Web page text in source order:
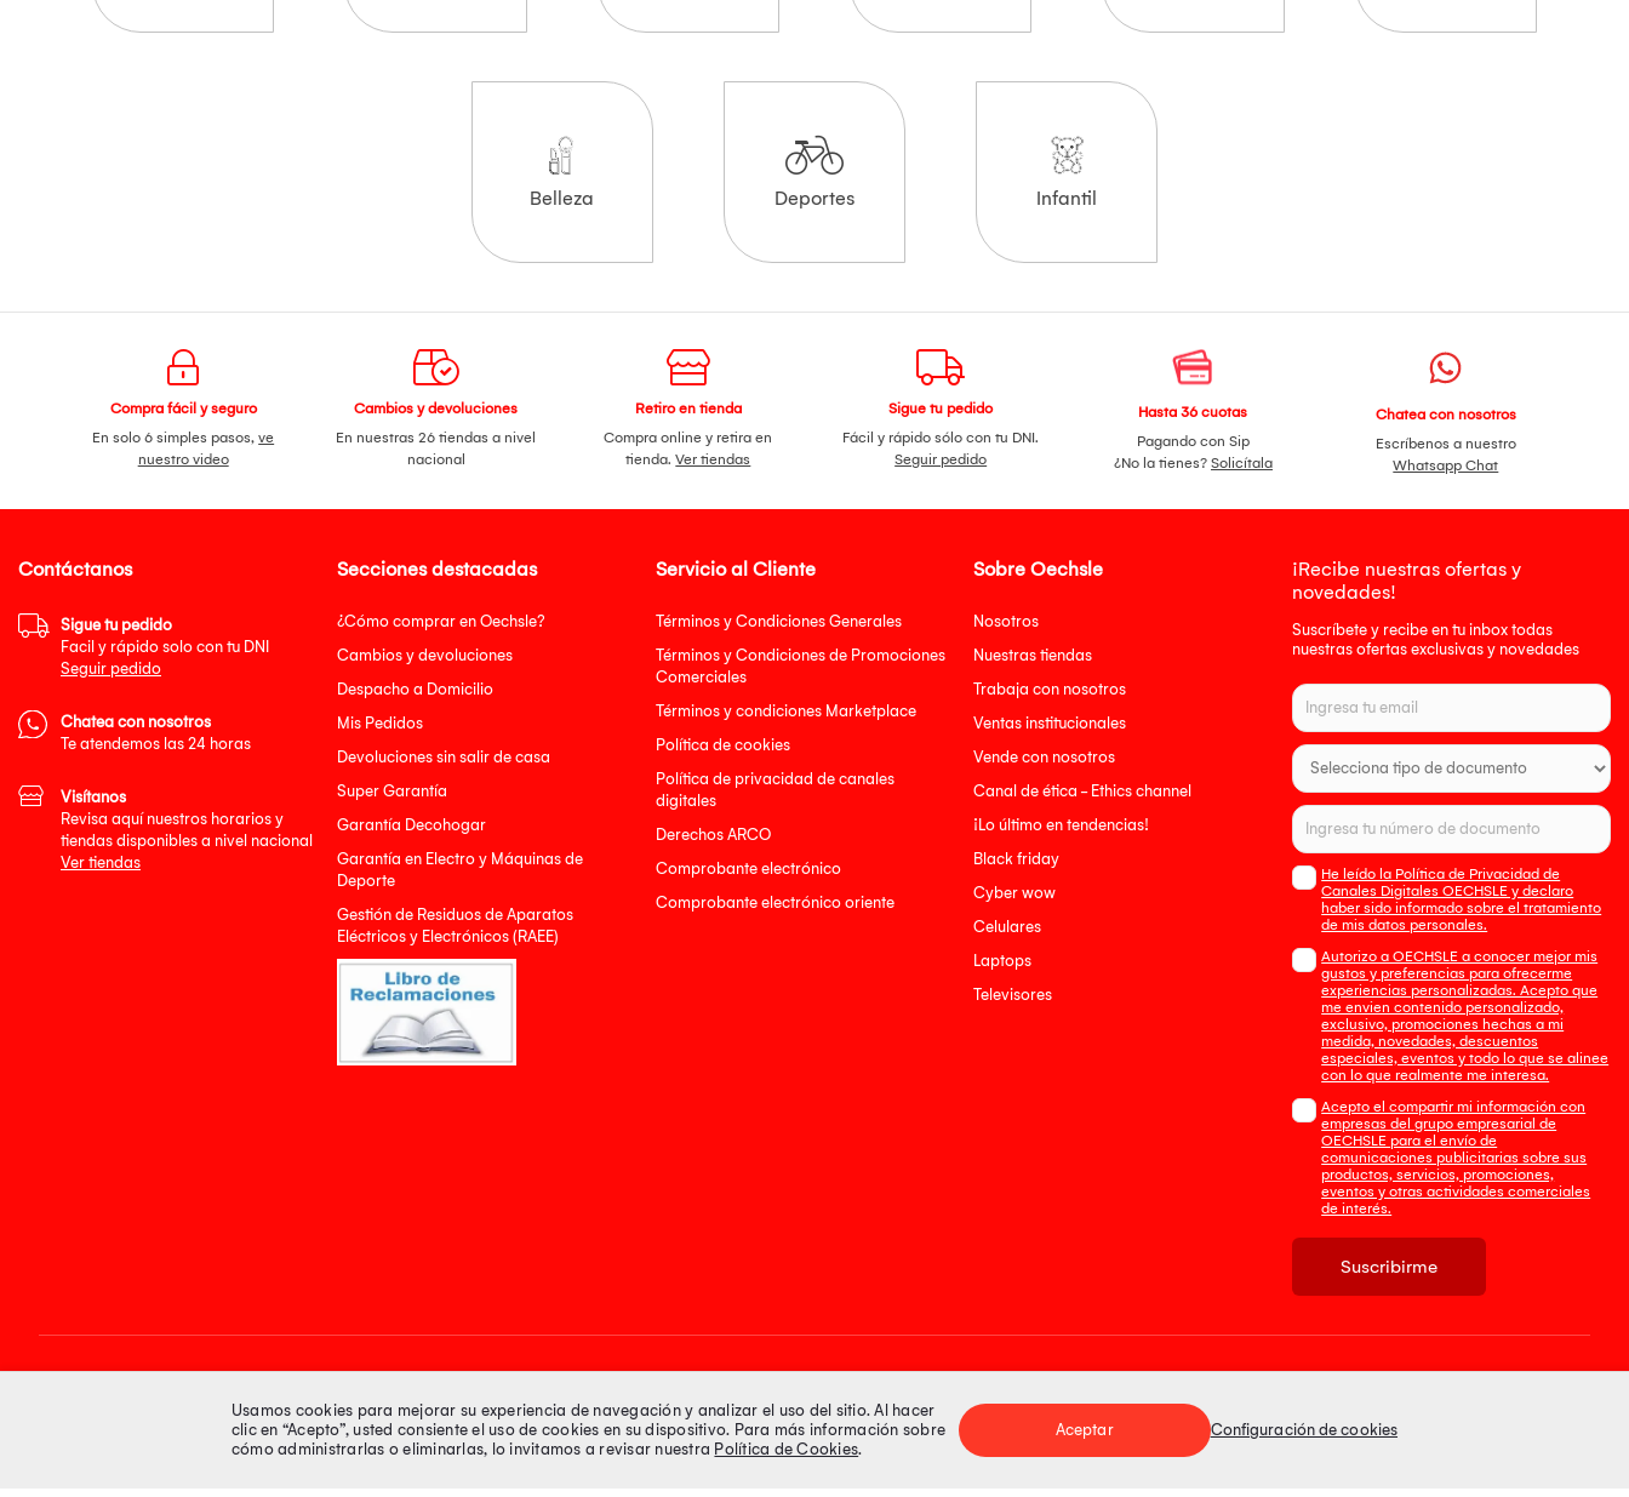
Belleza Deportes Infantil
Compra fácil y seguro
En solo 6 simples pasos,ve
nuestro video
Cambios y devoluciones
En nuestras 26 tiendas a nivel
nacional
Retiro en tienda
Compra online y retira en
tienda.Ver tiendas
Sigue tu pedido
Fácil y rápido sólo con tu DNI.
Seguir pedido
Hasta 36 cuotas
Pagando con Sip
¿No la tienes? Solicítala
Chatea con nosotros
Escríbenos a nuestro
Whatsapp Chat
Secciones destacadas
¿Cómo comprar en Oechsle?
Cambios y devoluciones
Despacho a Domicilio
Mis Pedidos
Devoluciones sin salir de casa
Super Garantía
Garantía Decohogar
Garantía en Electro y Máquinas de
Deporte
Gestión de Residuos de Aparatos
Eléctricos y Electrónicos (RAEE)
Servicio al Cliente
Términos y Condiciones Generales
Términos y Condiciones de Promociones
Comerciales
Términos y condiciones Marketplace
Política de cookies
Política de privacidad de canales
digitales
Derechos ARCO
Comprobante electrónico
Comprobante electrónico oriente
Sobre Oechsle
Nosotros
Nuestras tiendas
Trabaja con nosotros
Ventas institucionales
Vende con nosotros
Canal de ética - Ethics channel
¡Lo último en tendencias!
Black friday
Cyber wow
Celulares
Laptops
Televisores
¡Recibe nuestras ofertas y
novedades!
Suscríbete y recibe en tu inbox todas
nuestras ofertas exclusivas y novedades
He leído la Política de Privacidad de
Canales Digitales OECHSLE y declaro
haber sido informado sobre el tratamiento
de mis datos personales.
Autorizo a OECHSLE a conocer mejor mis
gustos y preferencias para ofrecerme
experiencias personalizadas. Acepto que
me envien contenido personalizado,
exclusivo, promociones hechas a mi
medida, novedades, descuentos
especiales, eventos y todo lo que se alinee
con lo que realmente me interesa.
Acepto el compartir mi información con
empresas del grupo empresarial de
OECHSLE para el envío de
comunicaciones publicitarias sobre sus
productos, servicios, promociones,
eventos y otras actividades comerciales
de interés.
Suscribirme
Contáctanos
Sigue tu pedido
Facil y rápido solo con tu DNI
Seguir pedido
Chatea con nosotros
Te atendemos las 24 horas
Visítanos
Revisa aquí nuestros horarios y
tiendas disponibles a nivel nacional
Ver tiendas
Síguenos en Medios de pago Tienda 100% Segura
Usamos cookies para mejorar su experiencia de navegación y analizar el uso del sitio. Al hacer
clic en “Acepto”, usted consiente el uso de cookies en su dispositivo. Para más información sobre
cómo administrarlas o eliminarlas, lo invitamos a revisar nuestra Política de Cookies.
Aceptar Configuración de cookies